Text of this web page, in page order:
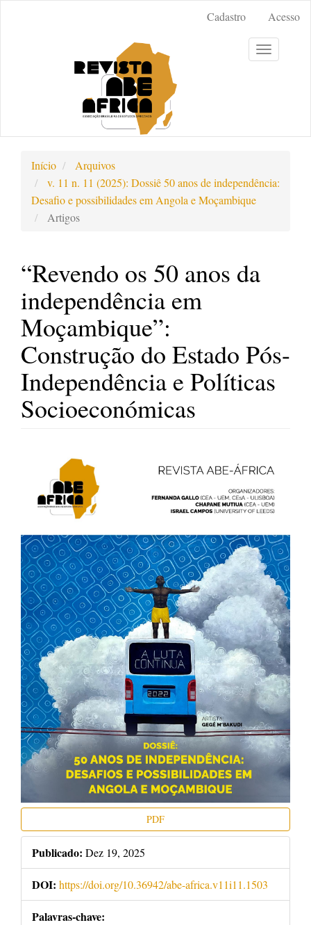
Conteúdo
principal
Barra
Lateral
Cadastro Acesso
Toggle
Início
Arquivos
v. 11 n. 11 (2025): Dossiê 50 anos de independência:
Desafio e possibilidades em Angola e Moçambique
Artigos
“Revendo os 50 anos da
independência em
Moçambique”:
Construção do Estado Pós-
Independência e Políticas
Socioeconómicas
lateral
de
artigos
PDF
Publicado: Dez 19, 2025
DOI: https://doi.org/10.36942/abe-africa.v11i11.1503
Palavras-chave: